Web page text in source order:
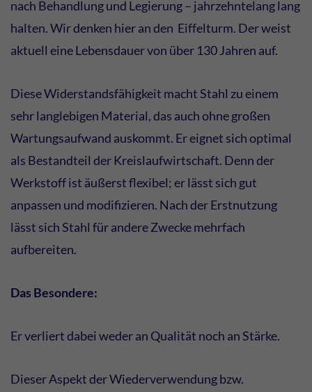
nach Behandlung und Legierung – jahrzehntelang lang
halten. Wir denken hier an den Eiffelturm. Der weist
aktuell eine Lebensdauer von über 130 Jahren auf.
Diese Widerstandsfähigkeit macht Stahl zu einem
sehr langlebigen Material, das auch ohne großen
Wartungsaufwand auskommt. Er eignet sich optimal
als Bestandteil der Kreislaufwirtschaft. Denn der
Werkstoff ist äußerst flexibel; er lässt sich gut
anpassen und modifizieren. Nach der Erstnutzung
lässt sich Stahl für andere Zwecke mehrfach
aufbereiten.
Das Besondere:
Er verliert dabei weder an Qualität noch an Stärke.
Dieser Aspekt der Wiederverwendung bzw.